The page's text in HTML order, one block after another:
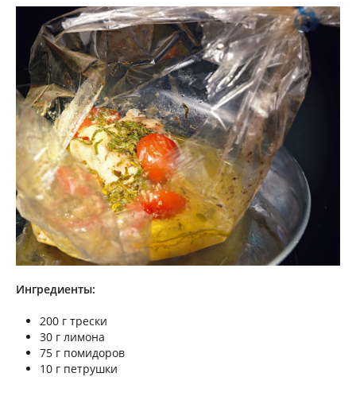
Ингредиенты:
200 г трески
30 г лимона
75 г помидоров
10 г петрушки